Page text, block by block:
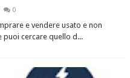
0
e vendere usato e non
puoi cercare quello d...